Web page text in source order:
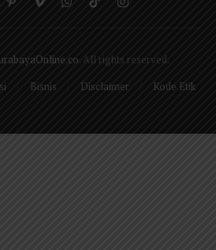
PinterestVimeoWhatsApp
TikTokInstagram
. All rights reserved.
Bisnis Disclaimer Kode Etik